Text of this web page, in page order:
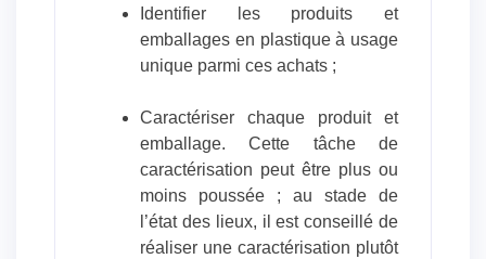
Identifier les produits et
emballages en plastique à usage
unique parmi ces achats ;
Caractériser chaque produit et
emballage. Cette tâche de
caractérisation peut être plus ou
moins poussée ; au stade de
l’état des lieux, il est conseillé de
réaliser une caractérisation plutôt